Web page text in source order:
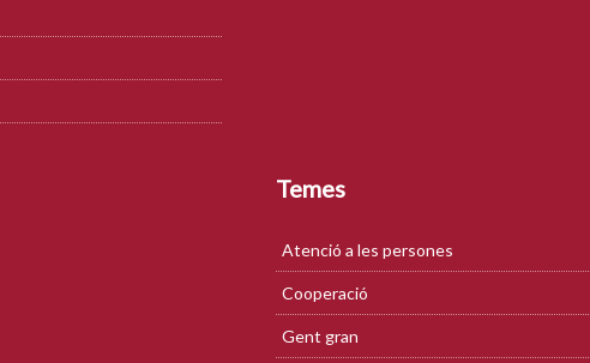
Temes
Atenció a les persones
Cooperació
Gent gran